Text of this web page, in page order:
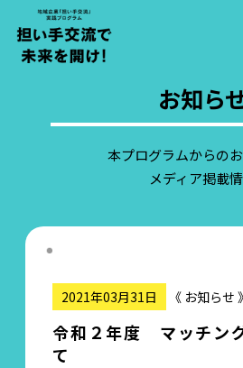
出向プログラムについて
副業・兼業プログラム
お知ら
本プログラムからの
メディア掲載
2021年03月31日 《 お知らせ 》
令和２年度 マッチン
て